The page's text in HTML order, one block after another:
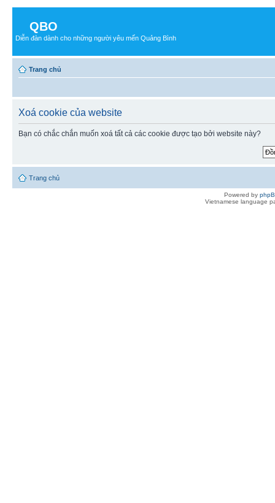
QBO
Diễn đàn dành cho những người yêu mến Quảng Bình
Trang chủ
Xoá cookie của website
Bạn có chắc chắn muốn xoá tất cả các cookie được tạo bởi website này?
Trang chủ
Powered by
Vietnamese language